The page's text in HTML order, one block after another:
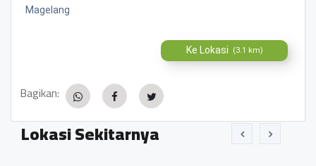
Magelang
Ke Lokasi (3.1 km)
Bagikan:
Lokasi Sekitarnya